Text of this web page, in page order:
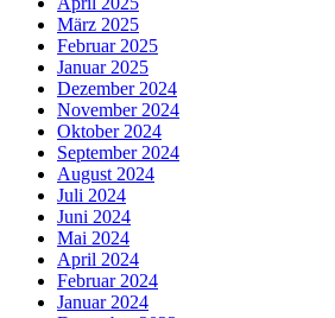
März 2025
Februar 2025
Januar 2025
Dezember 2024
November 2024
Oktober 2024
September 2024
August 2024
Juli 2024
Juni 2024
Mai 2024
April 2024
Februar 2024
Januar 2024